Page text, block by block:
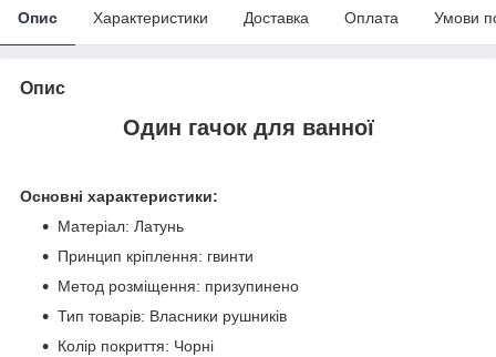
Опис Характеристики Доставка Оплата Умови
Опис
Один гачок для ванної
Основні характеристики:
Матеріал: Латунь
Принцип кріплення: гвинти
Метод розміщення: призупинено
Тип товарів: Власники рушників
Колір покриття: Чорні